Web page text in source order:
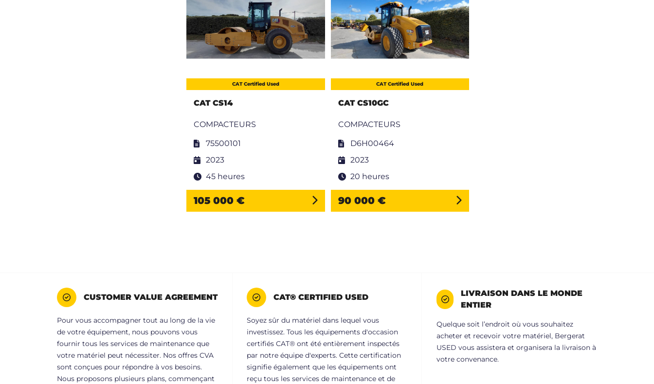
CAT Certified Used
CAT CS14
COMPACTEURS
75500101
2023
45 heures
105 000 €
CAT Certified Used
CAT CS10GC
COMPACTEURS
D6H00464
2023
20 heures
90 000 €
CUSTOMER VALUE AGREEMENT
Pour vous accompagner tout au long de la vie
de votre équipement, nous pouvons vous
fournir tous les services de maintenance que
votre matériel peut nécessiter. Nos offres CVA
sont conçues pour répondre à vos besoins.
Nous proposons plusieurs plans, commençant
CAT® CERTIFIED USED
Soyez sûr du matériel dans lequel vous
investissez. Tous les équipements d'occasion
certifiés CAT® ont été entièrement inspectés
par notre équipe d'experts. Cette certification
signifie également que les équipements ont
reçu tous les services de maintenance et de
LIVRAISON DANS LE MONDE
ENTIER
Quelque soit l’endroit où vous souhaitez
acheter et recevoir votre matériel, Bergerat
USED vous assistera et organisera la livraison à
votre convenance.